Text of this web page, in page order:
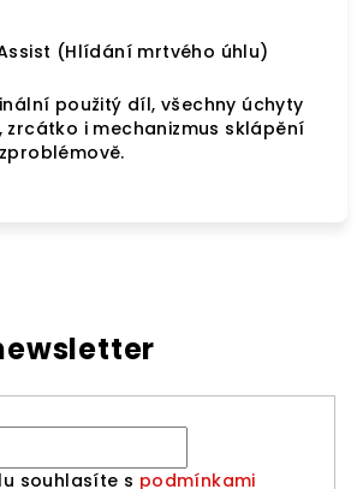
(Hlídání mrtvého úhlu)
použitý díl, všechny úchyty
zrcátko i mechanizmus sklápění
souhlasíte s podmínkami